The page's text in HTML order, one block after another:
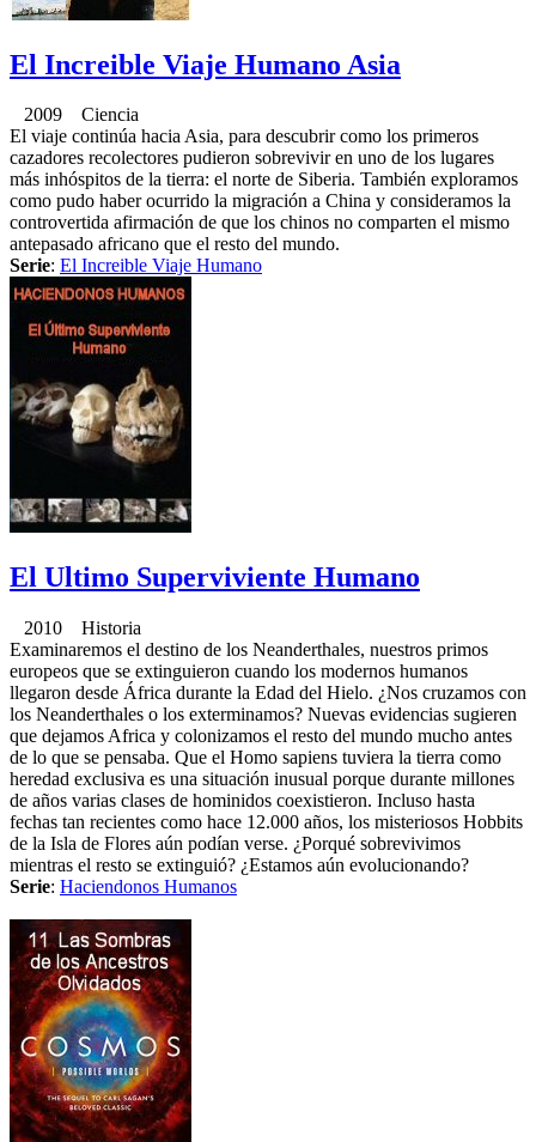
El Increible Viaje Humano Asia
2009 Ciencia
El viaje continúa hacia Asia, para descubrir como los primeros
cazadores recolectores pudieron sobrevivir en uno de los lugares
más inhóspitos de la tierra: el norte de Siberia. También exploramos
como pudo haber ocurrido la migración a China y consideramos la
controvertida afirmación de que los chinos no comparten el mismo
antepasado africano que el resto del mundo.
Serie: El Increible Viaje Humano
El Ultimo Superviviente Humano
2010 Historia
Examinaremos el destino de los Neanderthales, nuestros primos
europeos que se extinguieron cuando los modernos humanos
llegaron desde África durante la Edad del Hielo. ¿Nos cruzamos con
los Neanderthales o los exterminamos? Nuevas evidencias sugieren
que dejamos Africa y colonizamos el resto del mundo mucho antes
de lo que se pensaba. Que el Homo sapiens tuviera la tierra como
heredad exclusiva es una situación inusual porque durante millones
de años varias clases de hominidos coexistieron. Incluso hasta
fechas tan recientes como hace 12.000 años, los misteriosos Hobbits
de la Isla de Flores aún podían verse. ¿Porqué sobrevivimos
mientras el resto se extinguió? ¿Estamos aún evolucionando?
Serie: Haciendonos Humanos